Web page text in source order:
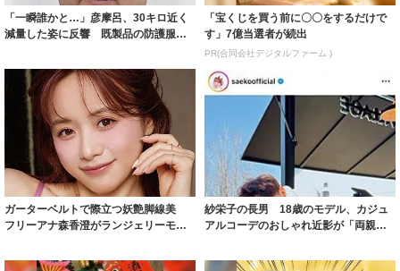
「一瞬誰かと…」彦摩呂、30キロ近く
減量した姿に反響 既製品の防護服が
「宝くじを買う前に〇〇をするだけで
す」7億当選者が続出
PR(合同会社デジタルファーム )
ガーターベルトで際立つ妖艶脚線美
フリーアナ森香澄がランジェリーモデ
紗栄子の長男 18歳のモデル、カジュ
アルコーデのおしゃれ近影が「両親の